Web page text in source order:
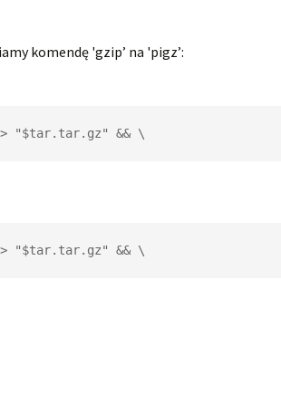
komendę 'gzip’ na 'pigz’:
"$tar.tar.gz" && \
"$tar.tar.gz" && \